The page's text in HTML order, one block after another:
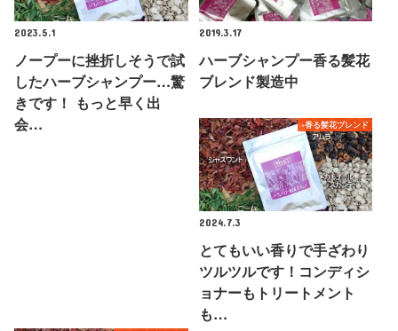
2023.5.1
ノープーに挫折しそうで試
したハーブシャンプー…驚
きです！ もっと早く出
会…
2019.3.17
ハーブシャンプー香る髪花
ブレンド製造中
-香る髪花ブレンド
2024.7.3
とてもいい香りで手ざわり
ツルツルです！コンディシ
ョナーもトリートメント
も…